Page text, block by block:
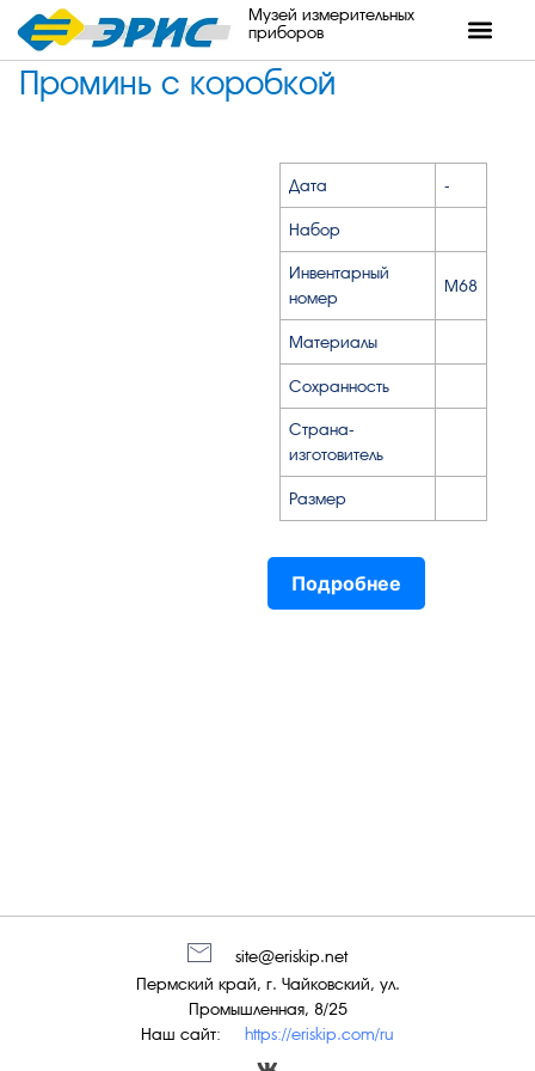
Музей измерительных
приборов
Проминь с коробкой
Дата -
Набор
Инвентарный
номер
М68
Материалы
Сохранность
Страна-
изготовитель
Размер
Подробнее
Наш сайт: https://eriskip.com/ru
Пермский край, г. Чайковский, ул.
Промышленная, 8/25
site@eriskip.net